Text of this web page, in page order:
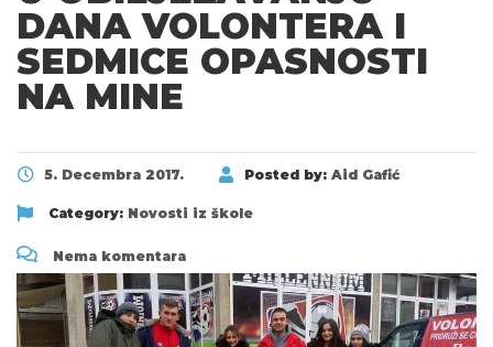
DANA VOLONTERA I
SEDMICE OPASNOSTI
NA MINE
5. Decembra 2017. Posted by: Aid Gafić
Category: Novosti iz škole
Nema komentara